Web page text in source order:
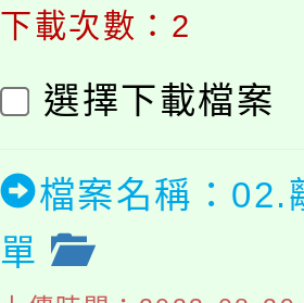
下載次數：2
選擇下載檔案
檔案名稱：02.
單